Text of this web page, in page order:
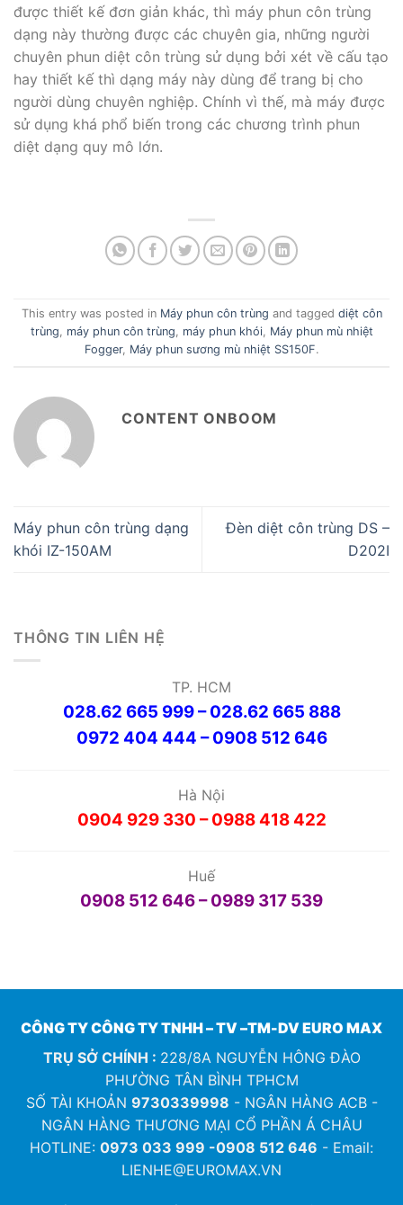
được thiết kế đơn giản khác, thì máy phun côn trùng
dạng này thường được các chuyên gia, những người
chuyên phun diệt côn trùng sử dụng bởi xét về cấu tạo
hay thiết kế thì dạng máy này dùng để trang bị cho
người dùng chuyên nghiệp. Chính vì thế, mà máy được
sử dụng khá phổ biến trong các chương trình phun
diệt dạng quy mô lớn.
This entry was posted in Máy phun côn trùng and tagged diệt côn
trùng, máy phun côn trùng, máy phun khói, Máy phun mù nhiệt
Fogger, Máy phun sương mù nhiệt SS150F.
CONTENT ONBOOM
Máy phun côn trùng dạng
khói IZ-150AM
Đèn diệt côn trùng DS –
D202I
THÔNG TIN LIÊN HỆ
TP. HCM
028.62 665 999 – 028.62 665 888
0972 404 444 – 0908 512 646
Hà Nội
0904 929 330 – 0988 418 422
Huế
0908 512 646 – 0989 317 539
CÔNG TY CÔNG TY TNHH – TV –TM-DV EURO MAX
TRỤ SỞ CHÍNH : 228/8A NGUYỄN HÔNG ĐÀO
PHƯỜNG TÂN BÌNH TPHCM
SỐ TÀI KHOẢN 9730339998 - NGÂN HÀNG ACB -
NGÂN HÀNG THƯƠNG MẠI CỔ PHẦN Á CHÂU
HOTLINE: 0973 033 999 -0908 512 646 - Email:
LIENHE@EUROMAX.VN